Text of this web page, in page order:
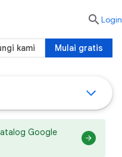
Google
 Login
Mulai gratis
kami